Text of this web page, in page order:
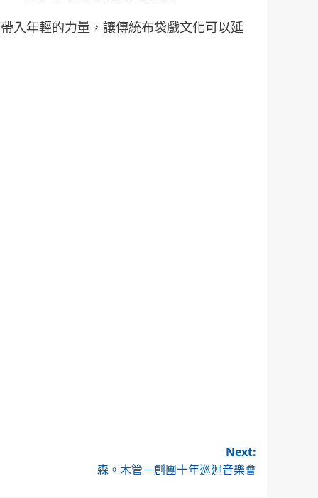
入年輕的力量，讓傳統布袋戲文化可以延
Next:
森。木管－創團十年巡迴音樂會